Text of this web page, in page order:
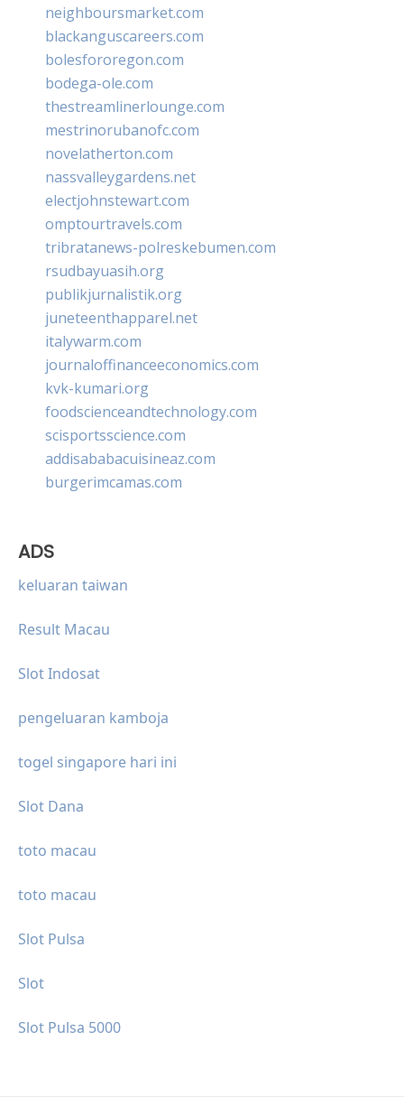
neighboursmarket.com
blackanguscareers.com
bolesfororegon.com
bodega-ole.com
thestreamlinerlounge.com
mestrinorubanofc.com
novelatherton.com
nassvalleygardens.net
electjohnstewart.com
omptourtravels.com
tribratanews-polreskebumen.com
rsudbayuasih.org
publikjurnalistik.org
juneteenthapparel.net
italywarm.com
journaloffinanceeconomics.com
kvk-kumari.org
foodscienceandtechnology.com
scisportsscience.com
addisababacuisineaz.com
burgerimcamas.com
ADS
keluaran taiwan
Result Macau
Slot Indosat
pengeluaran kamboja
togel singapore hari ini
Slot Dana
toto macau
toto macau
Slot Pulsa
Slot
Slot Pulsa 5000